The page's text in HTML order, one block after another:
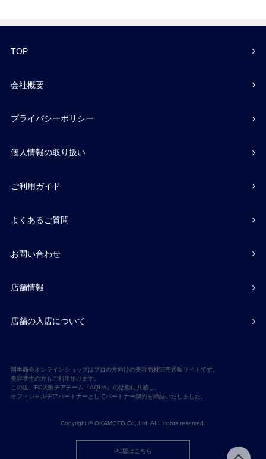
TOP
会社概要
プライバシーポリシー
個人情報の取り扱い
ご利用ガイド
よくあるご質問
お問い合わせ
店舗情報
店舗の入店について
岡本商会オンラインショップはプロの方向けの美容商材卸売通販サイトです。
美容学生の方もご利用頂けます。
この度、FC大阪チアチーム『AQUA』の活動に共感し、
オフィシャルチアパートナーとしてパートナー契約を締結いたしました。
Copyright © OKAMOTO Co,.Ltd. ALL rights reserved.
PC版はこちら